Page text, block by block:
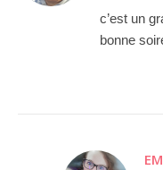
c’est un
bonne